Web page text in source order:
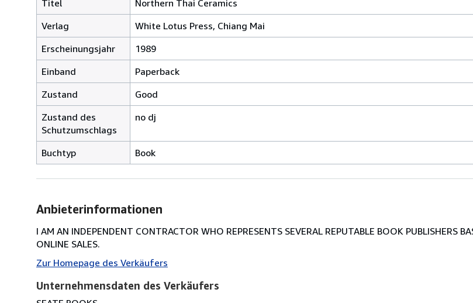
Titel
Northern Thai Ceramics
Verlag
White Lotus Press, Chiang Mai
Erscheinungsjahr
1989
Einband
Paperback
Zustand
Good
Zustand des
Schutzumschlags
no dj
Buchtyp Book
Anbieterinformationen
I AM AN INDEPENDENT CONTRACTOR WHO REPRESENTS SEVERAL REPUTABLE BOOK PUBLISHERS
ONLINE SALES.
Zur Homepage des Verkäufers
Unternehmensdaten des Verkäufers